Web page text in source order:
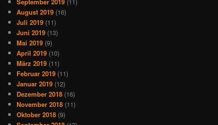
August 2019 (16)
Juli 2019 (11)
Juni 2019 (13)
Mai 2019 (9)
April 2019 (10)
März 2019 (11)
Februar 2019 (11)
Januar 2019 (12)
Dezember 2018 (16)
November 2018 (11)
Oktober 2018 (9)